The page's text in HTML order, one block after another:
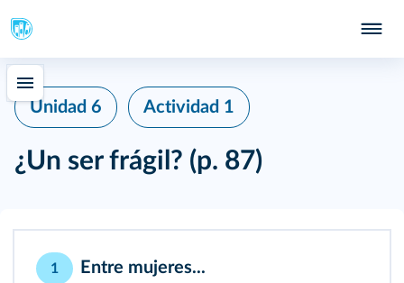
Unidad 6 Actividad 1
¿Un ser frágil? (p. 87)
1 Entre mujeres...